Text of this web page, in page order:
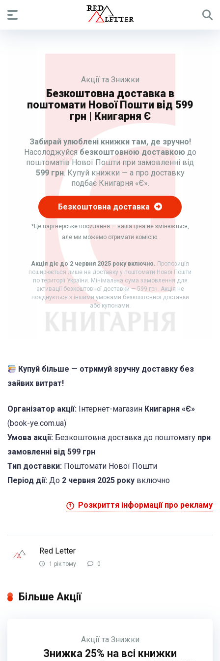
Акції та Знижки
Безкоштовна доставка в
поштомати Нової Пошти від 599
грн | Книгарня Є
Забирай улюблені книжки там, де зручно!
Насолоджуйсябезкоштовною доставкоюдо
поштоматів Нової Пошти при замовленні від
599 грн. Купуй книжки — а про доставку
подбає Книгарня «Є».
Безкоштовна доставка
*Це партнерське посилання — ваша ціна не змінюється,
але ми можемо отримати комісію.
Акція діє до 2 червня 2025 року включно. Пропозиція
поширюється лише на доставку у поштомати Нової Пошти
по території України. Мінімальна сума замовлення для
активації безкоштовної доставки — 599 грн. Акція не
поєднується з іншими умовами безкоштовної доставки
або купонами.
Купуй більше — отримуй зручну доставку без
зайвих витрат!
Організатор акції: Інтернет-магазин Книгарня «Є»
(book-ye.com.ua)
Умова акції: Безкоштовна доставка до поштомату при
замовленні від 599 грн
Тип доставки: Поштомати Нової Пошти
Період дії: До 2 червня 2025 року включно
Розкриття інформації про рекламу
Red Letter
1 рік тому 0
Більше Акції
Акції та Знижки
Знижка 25% на всі книжки